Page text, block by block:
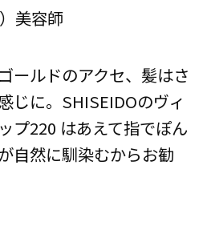
美容師
ールドのアクセ、髪はさ
じに。SHISEIDOのヴィ
プ220 はあえて指でぽん
自然に馴染むからお勧